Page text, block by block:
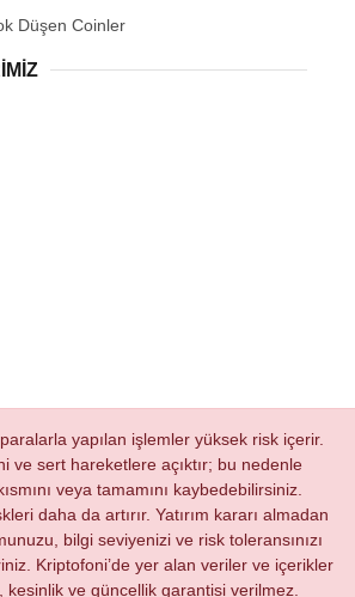
Düşen Coinler
yapılan işlemler yüksek risk içerir.
ve sert hareketlere açıktır; bu nedenle
veya tamamını kaybedebilirsiniz.
daha da artırır. Yatırım kararı almadan
bilgi seviyenizi ve risk toleransınızı
Kriptofoni’de yer alan veriler ve içerikler
kesinlik ve güncellik garantisi verilmez.